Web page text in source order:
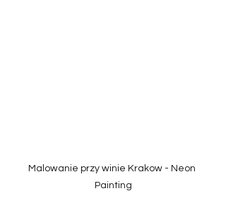
Malowanie przy winie Krakow - Neon
Painting